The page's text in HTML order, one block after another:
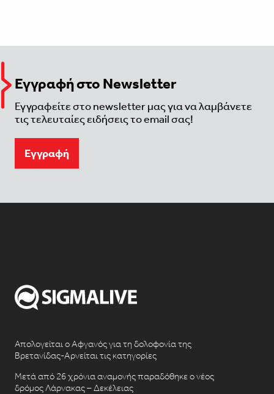
Εγγραφή στο Newsletter
Εγγραφείτε στο newsletter μας για να λαμβάνετε
τις τελευταίες ειδήσεις το email σας!
Eγγραφή
Απολογείται ο Αφγανός για τη δολοφονία της
Βρετανίδας-Αρνείται τις κατηγορίες
Μετά από 26 χρόνια αναμονής παραδόθηκε ο νέος
δρόμος Λάρνακας – Δεκέλειας